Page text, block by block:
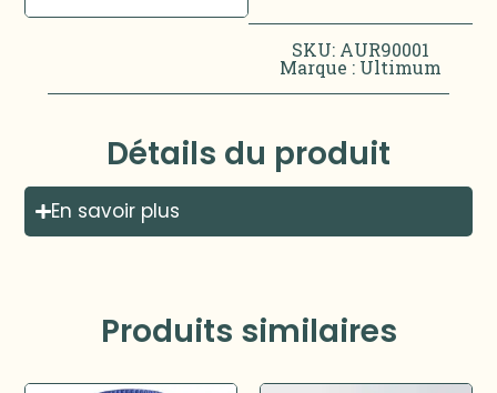
SKU: AUR90001
Marque : Ultimum
Détails du produit
En savoir plus
Produits similaires